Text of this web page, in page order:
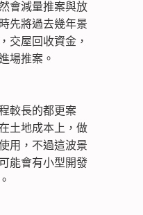
會減量推案與放
先將過去幾年景
交屋回收資金，
場推案。
較長的都更案
土地成本上，做
用，不過這波景
能會有小型開發